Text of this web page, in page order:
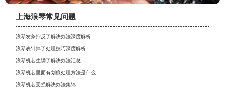
上海浪琴常见问题
浪琴发条拧反了解决办法深度解析
浪琴表针掉了处理技巧深度解析
浪琴机芯生锈了解决办法汇总
浪琴机芯里面有划痕处理方法是什么
浪琴机芯受损解决办法集锦